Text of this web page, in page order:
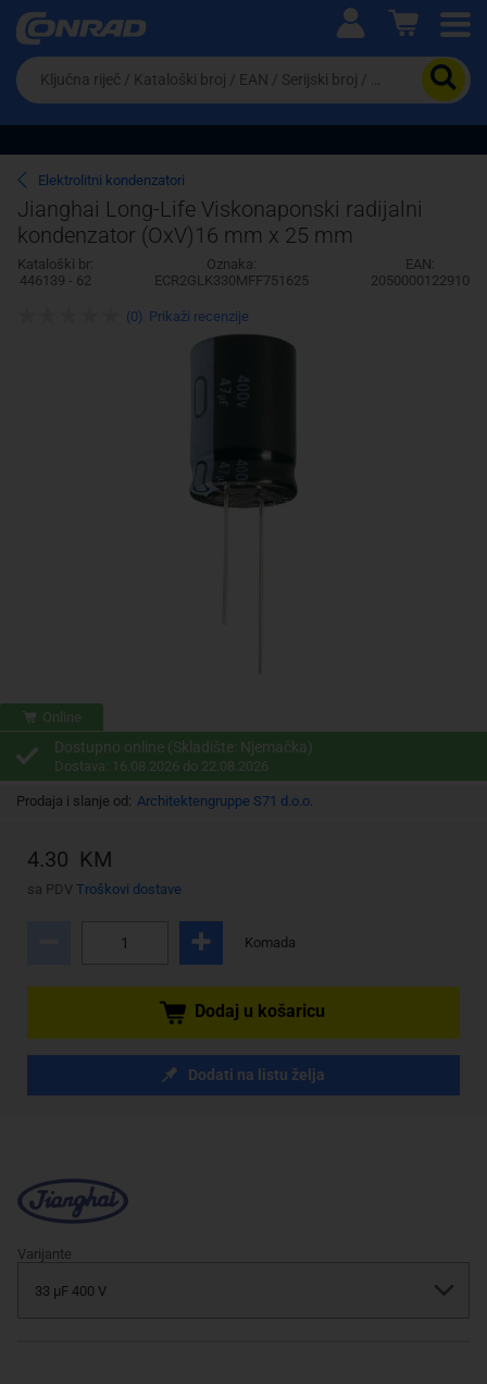
Ova postavka prilagođava asortiman proizvoda i
cijene vašim potrebama.
Pravno lice
Da
biste
potražili
proizvod,
unesite
ključnu
riječ,
kataloški
broj,
EAN
ili
Elektrolitni kondenzatori
Jianghai Long-Life Viskonaponski radijalni
kondenzator (OxV)16 mm x 25 mm
Kataloški br:
446139 - 62
Oznaka:
ECR2GLK330MFF751625
EAN:
2050000122910
Online
Dostupno online (Skladište: Njemačka)
Dostava: 16.08.2026 do 22.08.2026
Prodaja i slanje od: Architektengruppe S71 d.o.o.
4.30 KM
sa PDV Troškovi dostave
Komada
Dodaj u košaricu
Dodati na listu želja
(0) Prikaži recenzije
Varijante